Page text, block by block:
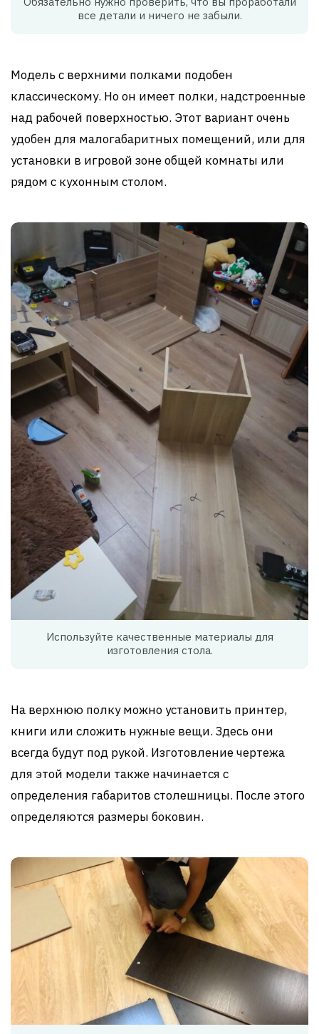
все детали и ничего не забыли.
Модель с верхними полками подобен
классическому. Но он имеет полки, надстроенные
над рабочей поверхностью. Этот вариант очень
удобен для малогабаритных помещений, или для
установки в игровой зоне общей комнаты или
рядом с кухонным столом.
Используйте качественные материалы для
изготовления стола.
На верхнюю полку можно установить принтер,
книги или сложить нужные вещи. Здесь они
всегда будут под рукой. Изготовление чертежа
для этой модели также начинается с
определения габаритов столешницы. После этого
определяются размеры боковин.